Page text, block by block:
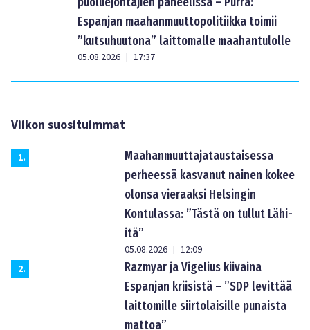
Espanjan maahanmuuttopolitiikka toimii
”kutsuhuutona” laittomalle maahantulolle
05.08.2026 | 17:37
Viikon suosituimmat
1.
Maahanmuuttajataustaisessa
perheessä kasvanut nainen kokee
olonsa vieraaksi Helsingin
Kontulassa: ”Tästä on tullut Lähi-
itä”
05.08.2026 | 12:09
2.
Razmyar ja Vigelius kiivaina
Espanjan kriisistä – ”SDP levittää
laittomille siirtolaisille punaista
mattoa”